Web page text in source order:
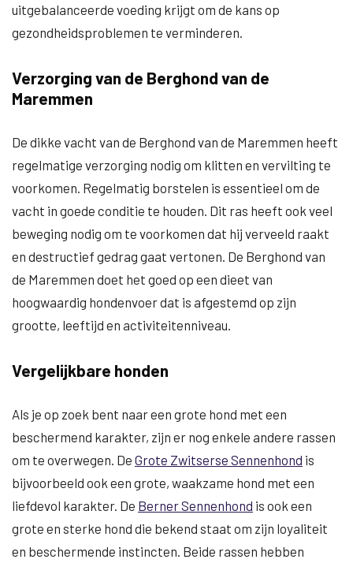
uitgebalanceerde voeding krijgt om de kans op
gezondheidsproblemen te verminderen.
Verzorging van de Berghond van de
Maremmen
De dikke vacht van de Berghond van de Maremmen heeft
regelmatige verzorging nodig om klitten en vervilting te
voorkomen. Regelmatig borstelen is essentieel om de
vacht in goede conditie te houden. Dit ras heeft ook veel
beweging nodig om te voorkomen dat hij verveeld raakt
en destructief gedrag gaat vertonen. De Berghond van
de Maremmen doet het goed op een dieet van
hoogwaardig hondenvoer dat is afgestemd op zijn
grootte, leeftijd en activiteitenniveau.
Vergelijkbare honden
Als je op zoek bent naar een grote hond met een
beschermend karakter, zijn er nog enkele andere rassen
om te overwegen. De Grote Zwitserse Sennenhond is
bijvoorbeeld ook een grote, waakzame hond met een
liefdevol karakter. De Berner Sennenhond is ook een
grote en sterke hond die bekend staat om zijn loyaliteit
en beschermende instincten. Beide rassen hebben